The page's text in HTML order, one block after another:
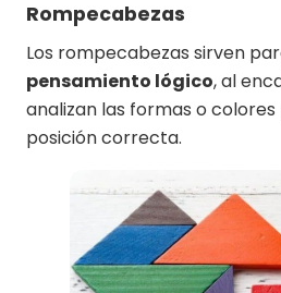
Rompecabezas
Los rompecabezas sirven
pensamiento lógico, al
analizan las formas o
posición correcta.